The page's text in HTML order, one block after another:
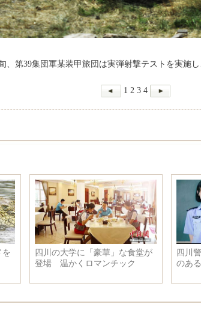
、第39集団軍某装甲旅団は実弾射撃テストを実施し
1 2 3 4
四川警察学院学生のストーリー
のある卒業写真がネットで話題
体型の比率が
メキャラクタ